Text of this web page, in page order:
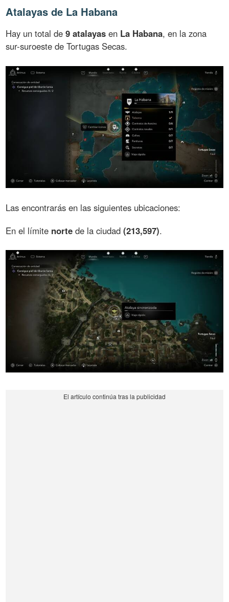
Atalayas de La Habana
Hay un total de9 atalayas en La Habana, en la zona
sur-suroeste de Tortugas Secas.
Las encontrarás en las siguientes ubicaciones:
En el límite norte de la ciudad(213,597).